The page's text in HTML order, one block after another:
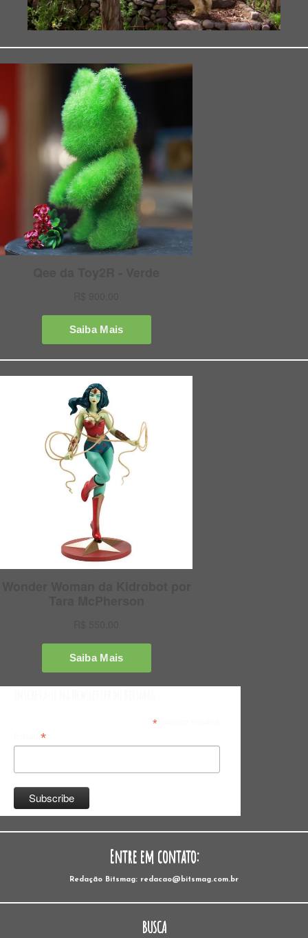
*indicates required
*
Entre em contato:
Redação Bitsmag: redacao@bitsmag.com.br
BUSCA